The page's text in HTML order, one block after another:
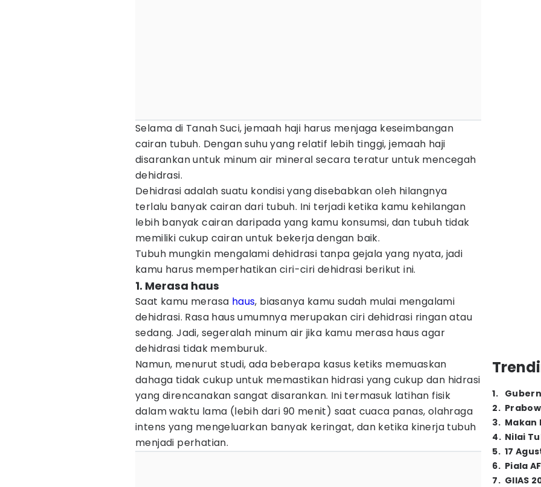
Selama di Tanah Suci, jemaah haji harus menjaga keseimbangan
cairan tubuh. Dengan suhu yang relatif lebih tinggi, jemaah haji
disarankan untuk minum air mineral secara teratur untuk mencegah
dehidrasi.
Dehidrasi adalah suatu kondisi yang disebabkan oleh hilangnya
terlalu banyak cairan dari tubuh. Ini terjadi ketika kamu kehilangan
lebih banyak cairan daripada yang kamu konsumsi, dan tubuh tidak
memiliki cukup cairan untuk bekerja dengan baik.
Tubuh mungkin mengalami dehidrasi tanpa gejala yang nyata, jadi
kamu harus memperhatikan ciri-ciri dehidrasi berikut ini.
1. Merasa haus
Saat kamu merasa haus, biasanya kamu sudah mulai mengalami
dehidrasi. Rasa haus umumnya merupakan ciri dehidrasi ringan atau
sedang. Jadi, segeralah minum air jika kamu merasa haus agar
dehidrasi tidak memburuk.
Namun, menurut studi, ada beberapa kasus ketiks memuaskan
dahaga tidak cukup untuk memastikan hidrasi yang cukup dan hidrasi
yang direncanakan sangat disarankan. Ini termasuk latihan fisik
dalam waktu lama (lebih dari 90 menit) saat cuaca panas, olahraga
intens yang mengeluarkan banyak keringat, dan ketika kinerja tubuh
menjadi perhatian.
1.
2.
3. Makan
4. Nilai
5. 17
6. Piala
7. GIIAS